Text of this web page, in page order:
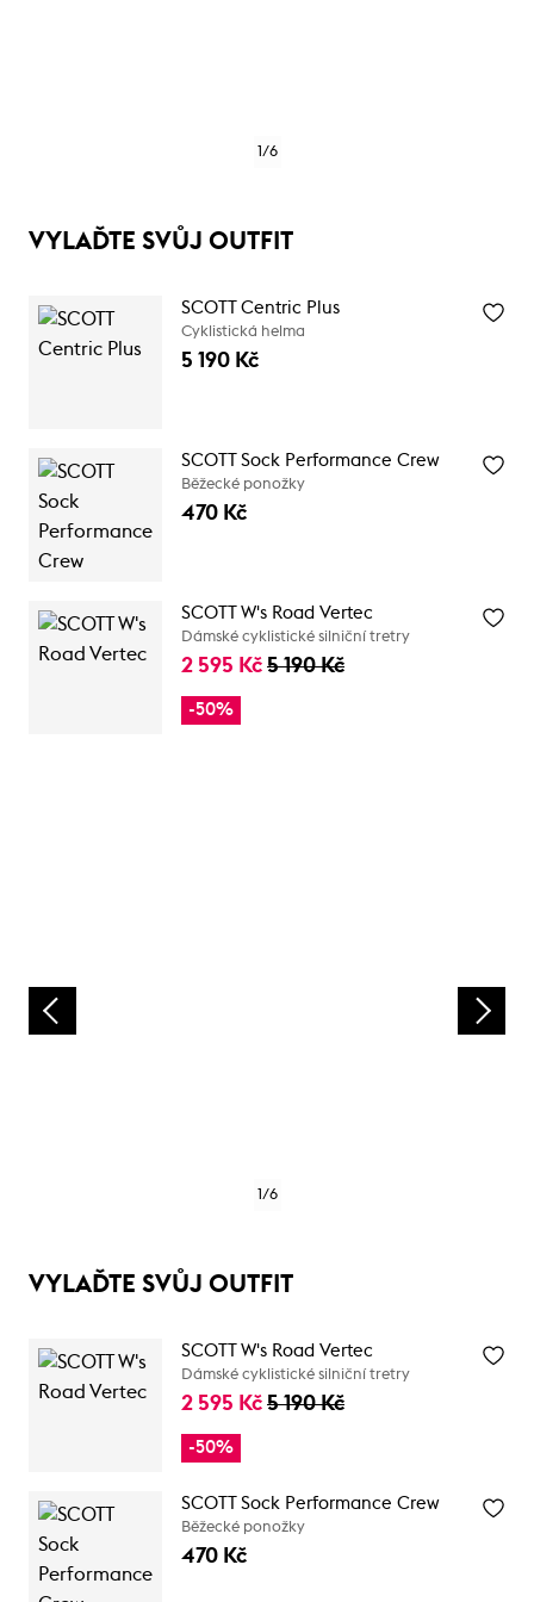
/6
VYLAĎTE SVŮJ OUTFIT
SCOTT Centric Plus
Cyklistická helma
5 190 Kč
SCOTT Sock Performance Crew
Běžecké ponožky
470 Kč
SCOTT W's Road Vertec
Dámské cyklistické silniční tretry
2 595 Kč 5 190 Kč
-50%
1/6
VYLAĎTE SVŮJ OUTFIT
SCOTT W's Road Vertec
Dámské cyklistické silniční tretry
2 595 Kč 5 190 Kč
-50%
SCOTT Sock Performance Crew
Běžecké ponožky
470 Kč